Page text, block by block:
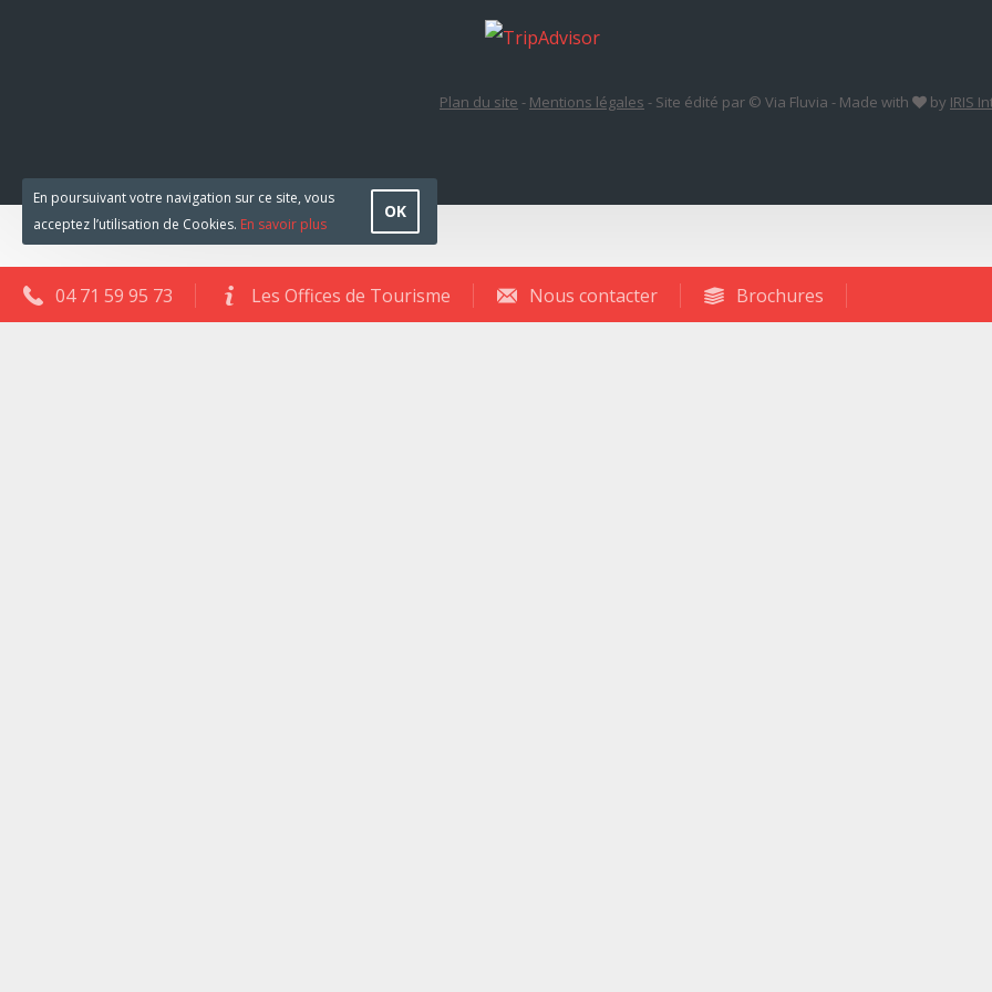
Plan du site - Mentions légales - Site édité par © Via Fluvia - Made with by IRIS
04 71 59 95 73 Les Offices de Tourisme Nous contacter Brochures
En poursuivant votre navigation sur ce site, vous
acceptez l’utilisation de Cookies. En savoir plus
OK